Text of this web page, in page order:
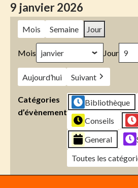
9 janvier 2026
Mois Semaine Jour
Mois Jour
Aujourd’hui Suivant
Catégories
d’évènement
Bibliothèque
Conseils
General
Toutes les